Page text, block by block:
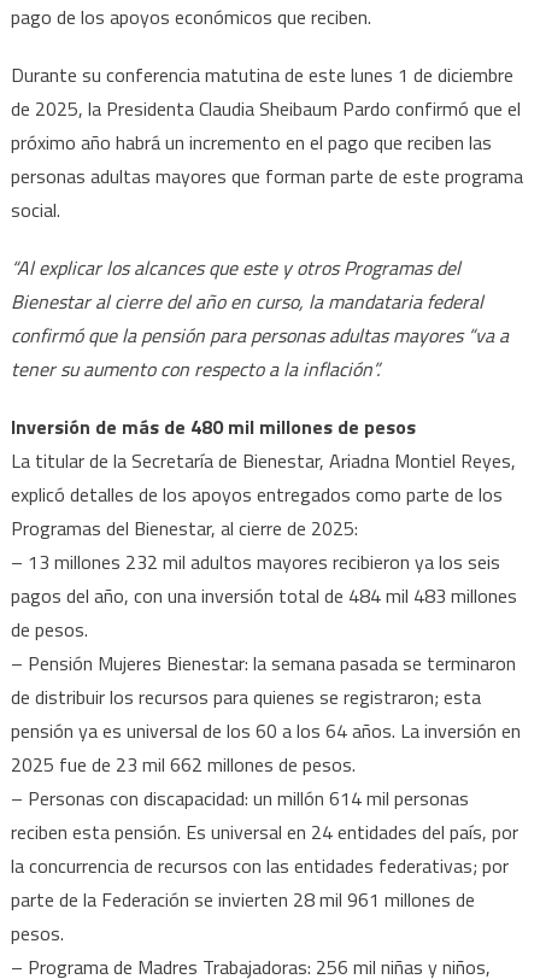
del
confirma
pago de los apoyos económicos que reciben.
Durante su conferencia matutina de este lunes 1 de diciembre
de 2025, la Presidenta Claudia Sheibaum Pardo confirmó que el
próximo año habrá un incremento en el pago que reciben las
personas adultas mayores que forman parte de este programa
social.
“Al explicar los alcances que este y otros Programas del
Bienestar al cierre del año en curso, la mandataria federal
confirmó que la pensión para personas adultas mayores “va a
tener su aumento con respecto a la inflación”.
Inversión de más de 480 mil millones de pesos
La titular de la Secretaría de Bienestar, Ariadna Montiel Reyes,
explicó detalles de los apoyos entregados como parte de los
Programas del Bienestar, al cierre de 2025:
– 13 millones 232 mil adultos mayores recibieron ya los seis
pagos del año, con una inversión total de 484 mil 483 millones
de pesos.
– Pensión Mujeres Bienestar: la semana pasada se terminaron
de distribuir los recursos para quienes se registraron; esta
pensión ya es universal de los 60 a los 64 años. La inversión en
2025 fue de 23 mil 662 millones de pesos.
– Personas con discapacidad: un millón 614 mil personas
reciben esta pensión. Es universal en 24 entidades del país, por
la concurrencia de recursos con las entidades federativas; por
parte de la Federación se invierten 28 mil 961 millones de
pesos.
– Programa de Madres Trabajadoras: 256 mil niñas y niños,